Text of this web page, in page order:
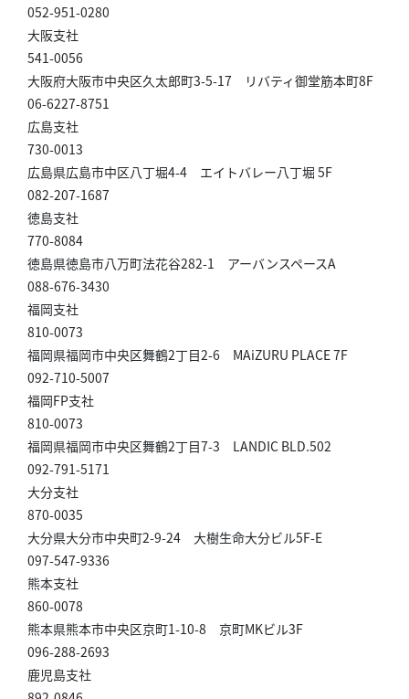
052-951-0280
大阪支社
541-0056
大阪府大阪市中央区久太郎町3-5-17 リバティ御堂筋本町8F
06-6227-8751
広島支社
730-0013
広島県広島市中区八丁堀4-4 エイトバレー八丁堀 5F
082-207-1687
徳島支社
770-8084
徳島県徳島市八万町法花谷282-1 アーバンスペースA
088-676-3430
福岡支社
810-0073
福岡県福岡市中央区舞鶴2丁目2-6 MAiZURU PLACE 7F
092-710-5007
福岡FP支社
810-0073
福岡県福岡市中央区舞鶴2丁目7-3 LANDIC BLD.502
092-791-5171
大分支社
870-0035
大分県大分市中央町2-9-24 大樹生命大分ビル5F-E
097-547-9336
熊本支社
860-0078
熊本県熊本市中央区京町1-10-8 京町MKビル3F
096-288-2693
鹿児島支社